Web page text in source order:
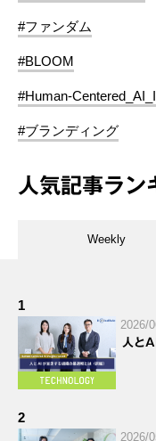
#ファンダム
#BLOOM
#Human-
#ブランディング
人気記事ラン
Weekly
1
2026/
人と
2
2026/